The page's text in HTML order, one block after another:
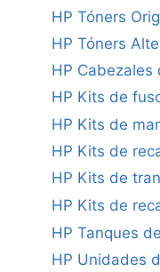
HP Tóners
HP Tóners
HP Cabezales
HP Kits de
HP Kits de
HP Kits de
HP Kits de
HP Kits de
HP Tanques
HP Unidades